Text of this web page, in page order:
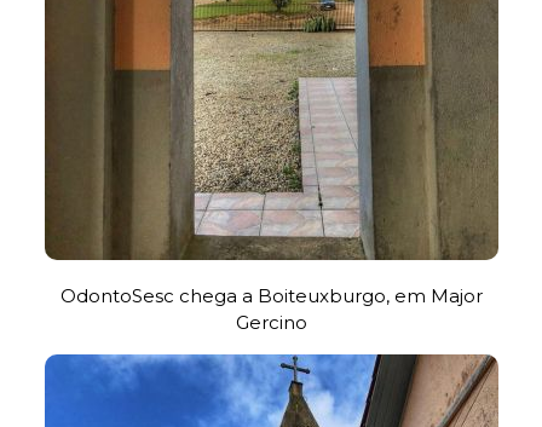
OdontoSesc chega a Boiteuxburgo, em Major
Gercino